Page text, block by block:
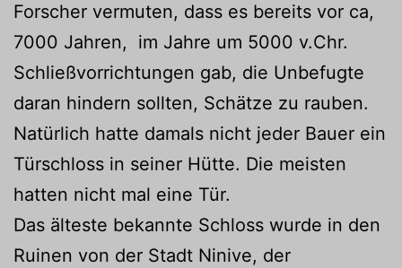
Forscher vermuten, dass es bereits vor ca,
7000 Jahren, im Jahre um 5000 v.Chr.
Schließvorrichtungen gab, die Unbefugte
daran hindern sollten, Schätze zu rauben.
Natürlich hatte damals nicht jeder Bauer ein
Türschloss in seiner Hütte. Die meisten
hatten nicht mal eine Tür.
Das älteste bekannte Schloss wurde in den
Ruinen von der Stadt Ninive, der